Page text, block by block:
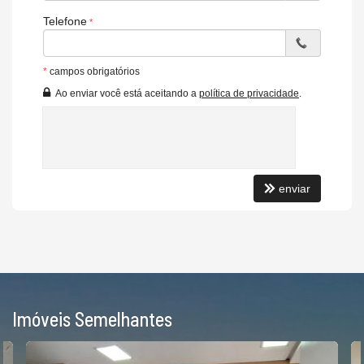
Telefone
* campos obrigatórios
Ao enviar você está aceitando a política de privacidade
enviar
Imóveis Semelhantes